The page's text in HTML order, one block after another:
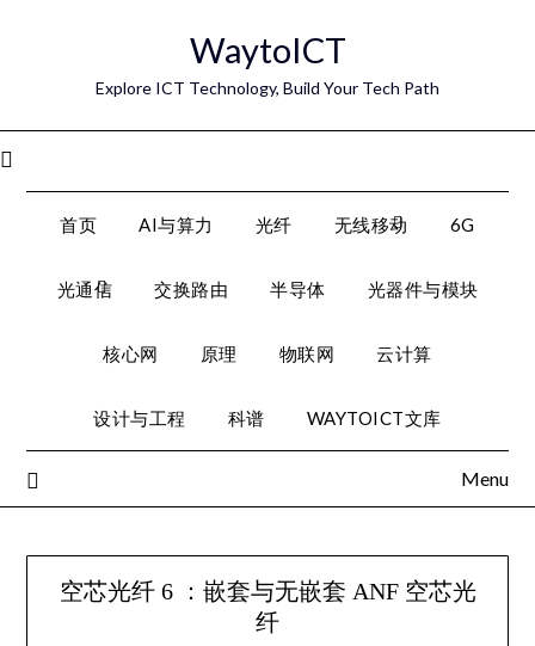
WaytoICT
Explore ICT Technology, Build Your Tech Path
首页 AI与算力 光纤 无线移动 6G
光通信 交换路由 半导体 光器件与模块
核心网 原理 物联网 云计算
设计与工程 科谱 WAYTOICT文库
Menu
空芯光纤 6 ：嵌套与无嵌套 ANF 空芯光
纤